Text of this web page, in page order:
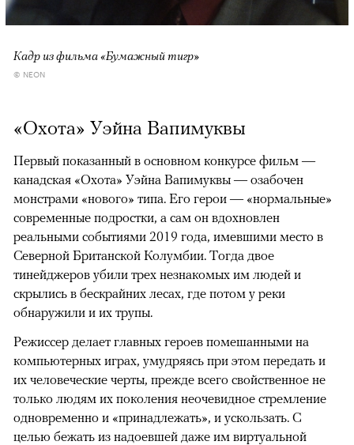
Кадр из фильма «Бумажный тигр»
© NEON
«Охота» Уэйна Вапимуквы
Первый показанный в основном конкурсе фильм —
канадская «Охота» Уэйна Вапимуквы — озабочен
монстрами «нового» типа. Его герои — «нормальные»
современные подростки, а сам он вдохновлен
реальными событиями 2019 года, имевшими место в
Северной Британской Колумбии. Тогда двое
тинейджеров убили трех незнакомых им людей и
скрылись в бескрайних лесах, где потом у реки
обнаружили и их трупы.
Режиссер делает главных героев помешанными на
компьютерных играх, умудряясь при этом передать и
их человеческие черты, прежде всего свойственное не
только людям их поколения неочевидное стремление
одновременно и «принадлежать», и ускользать. С
целью бежать из надоевшей даже им виртуальной